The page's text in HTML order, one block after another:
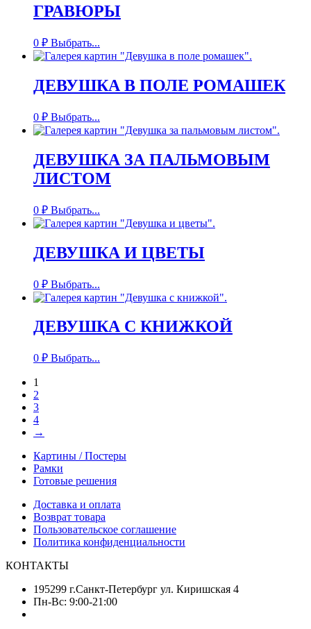
ГРАВЮРЫ
0 ₽ Выбрать...
ДЕВУШКА В ПОЛЕ РОМАШЕК
0 ₽ Выбрать...
ДЕВУШКА ЗА ПАЛЬМОВЫМ
ЛИСТОМ
0 ₽ Выбрать...
ДЕВУШКА И ЦВЕТЫ
0 ₽ Выбрать...
ДЕВУШКА С КНИЖКОЙ
0 ₽ Выбрать...
1
2
3
4
→
Картины / Постеры
Рамки
Готовые решения
Доставка и оплата
Возврат товара
Пользовательское соглашение
Политика конфиденциальности
КОНТАКТЫ
195299 г.Санкт-Петербург ул. Киришская 4
Пн-Вс: 9:00-21:00